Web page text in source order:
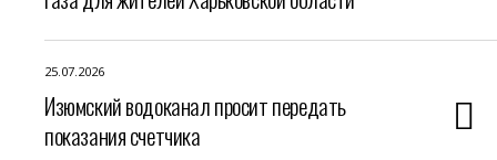
25.07.2026
Изюмский водоканал просит передать
показания счетчика